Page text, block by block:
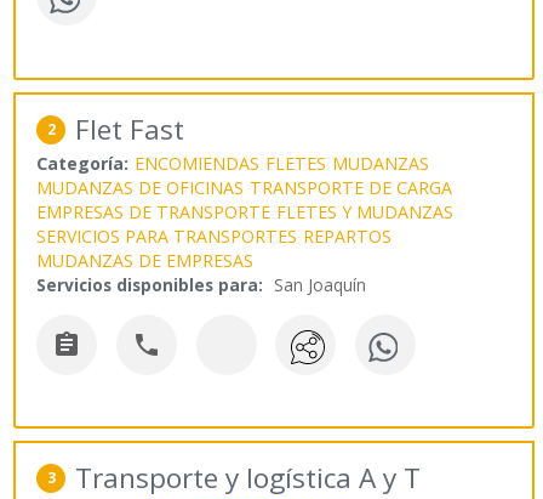
2 Flet Fast
Categoría: ENCOMIENDAS FLETES MUDANZAS
MUDANZAS DE OFICINAS TRANSPORTE DE CARGA
EMPRESAS DE TRANSPORTE FLETES Y MUDANZAS
SERVICIOS PARA TRANSPORTES REPARTOS
MUDANZAS DE EMPRESAS
Servicios disponibles para: San Joaquín
 
3 Transporte y logística A y T